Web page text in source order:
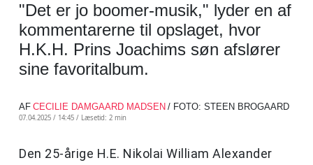
"Det er jo boomer-musik," lyder en af
kommentarerne til opslaget, hvor
H.K.H. Prins Joachims søn afslører
sine favoritalbum.
AF CECILIE DAMGAARD MADSEN / FOTO: STEEN BROGAARD
07.04.2025 / 14:45 / Læsetid: 2 min
Den 25-årige H.E. Nikolai William Alexander